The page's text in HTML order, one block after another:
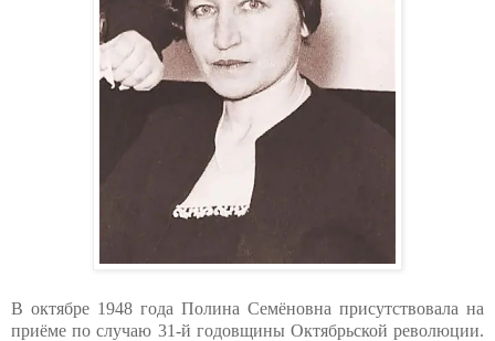
В октябре 1948 года Полина Семёновна присутствовала на
приёме по случаю 31-й годовщины Октябрьской революции.